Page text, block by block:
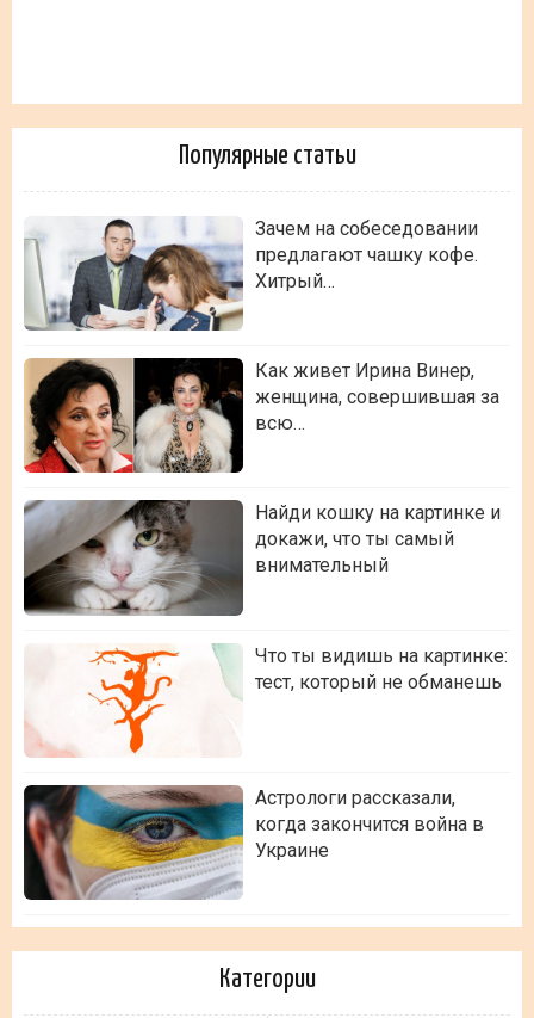
Популярные статьи
Зачем на собеседовании
предлагают чашку кофе.
Хитрый…
Как живет Ирина Винер,
женщина, совершившая за
всю…
Найди кошку на картинке и
докажи, что ты самый
внимательный
Что ты видишь на картинке:
тест, который не обманешь
Астрологи рассказали,
когда закончится война в
Украине
Категории